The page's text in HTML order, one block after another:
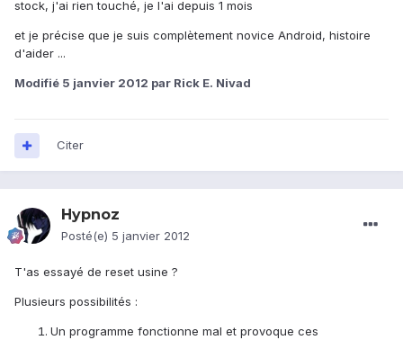
stock, j'ai rien touché, je l'ai depuis 1 mois
et je précise que je suis complètement novice Android, histoire
d'aider ...
Modifié 5 janvier 2012 par Rick E. Nivad
Citer
Hypnoz
Posté(e) 5 janvier 2012
T'as essayé de reset usine ?
Plusieurs possibilités :
Un programme fonctionne mal et provoque ces